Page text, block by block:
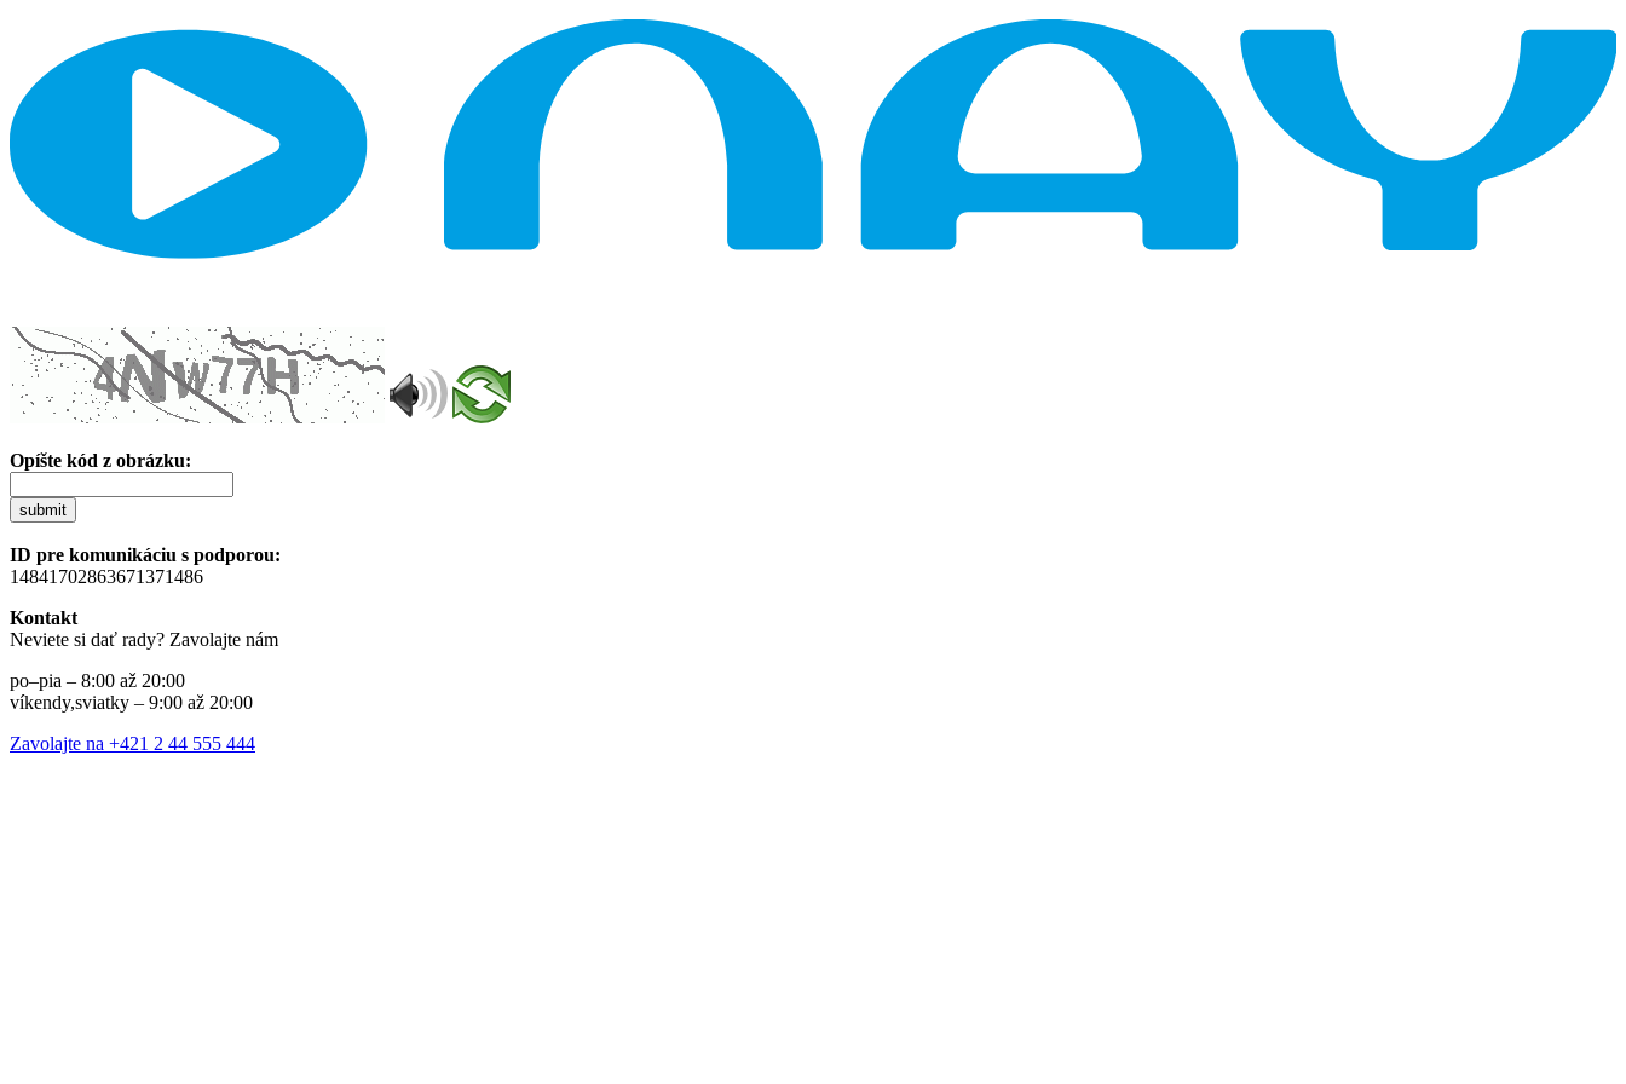
Opíšte kód z obrázku:
submit
ID pre komunikáciu s podporou:
14841702863671371486
Kontakt
Neviete si dať rady? Zavolajte nám
po–pia – 8:00 až 20:00
víkendy,sviatky – 9:00 až 20:00
Zavolajte na +421 2 44 555 444